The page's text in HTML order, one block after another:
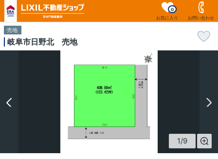
お気に入り
0
お問い合わせ
売地
岐阜市日野北 売地
1/9